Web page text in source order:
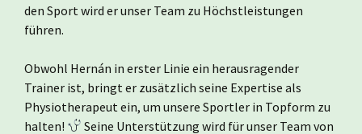
den Sport wird er unser Team zu Höchstleistungen
führen.
Obwohl Hernán in erster Linie ein herausragender
Trainer ist, bringt er zusätzlich seine Expertise als
Physiotherapeut ein, um unsere Sportler in Topform zu
halten!
Seine Unterstützung wird für unser Team von